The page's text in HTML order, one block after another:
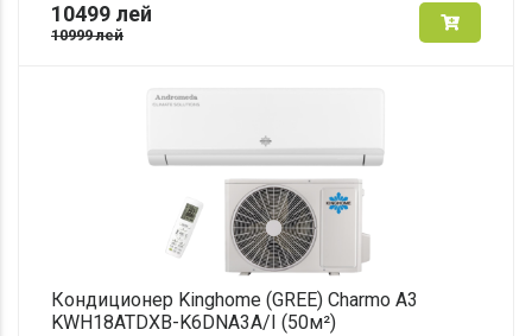
10499 лей
10999лей
Кондиционер Kinghome (GREE) Charmo A3
KWH18ATDXB-K6DNA3A/I (50м²)